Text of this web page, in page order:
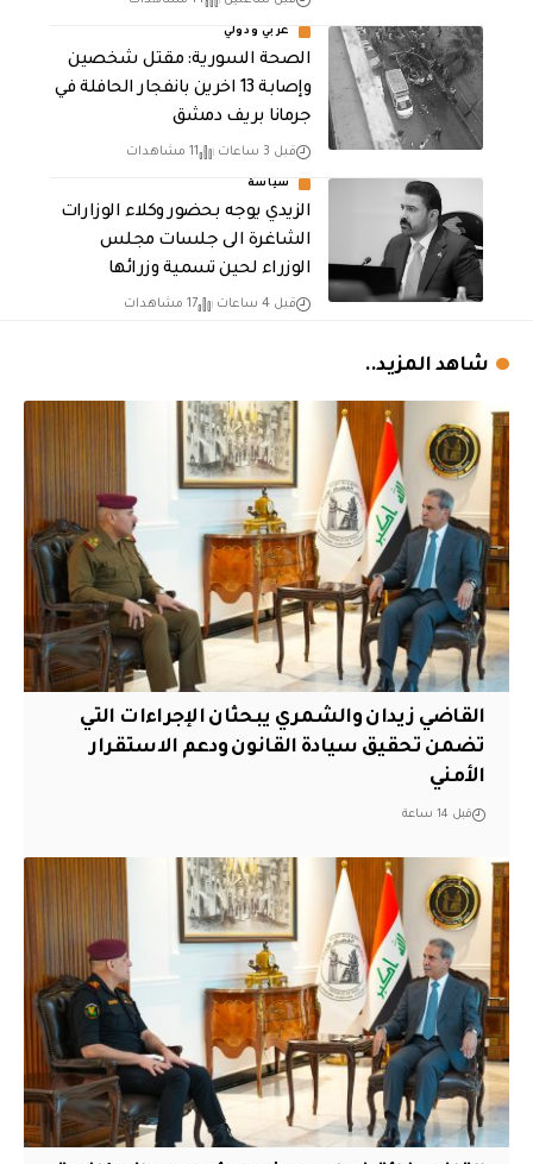
عربي ودولي
الصحة السورية: مقتل شخصين
وإصابة 13 اخرين بانفجار الحافلة في
جرمانا بريف دمشق
قبل 3 ساعات 11 مشاهدات
سياسة
الزيدي يوجه بحضور وكلاء الوزارات
الشاغرة الى جلسات مجلس
الوزراء لحين تسمية وزرائها
قبل 4 ساعات 17 مشاهدات
شاهد المزيد..
القاضي زيدان والشمري يبحثان الإجراءات التي
تضمن تحقيق سيادة القانون ودعم الاستقرار
الأمني
قبل 14 ساعة